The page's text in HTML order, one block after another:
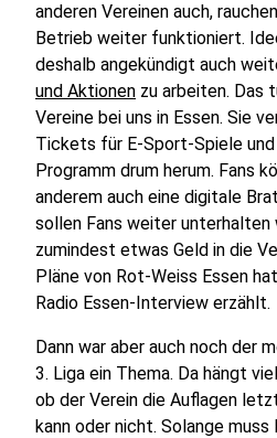
anderen Vereinen auch,
Betrieb weiter funktioniert.
deshalb angekündigt auch
und Aktionen zu arbeiten. Das
Vereine bei uns in Essen. Sie
Tickets für E-Sport-Spiele
Programm drum herum. Fans
anderem auch eine digitale
sollen Fans weiter
zumindest etwas Geld in die
Pläne von Rot-Weiss Essen
Radio Essen-Interview erzählt.
Dann war aber auch noch der
3. Liga ein Thema. Da hängt
ob der Verein die Auflagen
kann oder nicht. Solange muss